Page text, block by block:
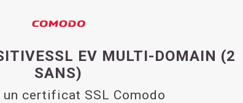
EV MULTI-DOMAIN (2
SANS)
un certificat SSL Comodo